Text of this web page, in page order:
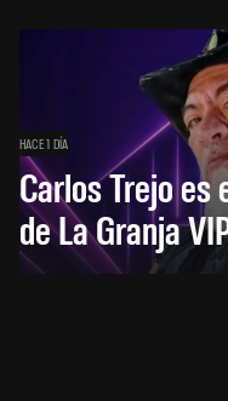
HACE 1 DÍA
Carlos Trejo
de La Granja